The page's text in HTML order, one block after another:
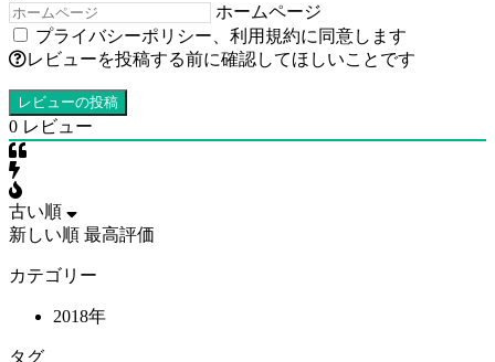
ホームページ
プライバシーポリシー
利用規約に同意します
レビューを投稿する前に確認してほしいことです
0 レビュー
古い順
新しい順 最高評価
カテゴリー
2018年
タグ